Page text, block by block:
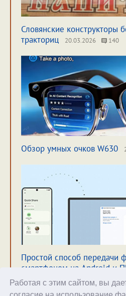
Работая с этим сайтом, вы
Словянские конструкторы
тракториц
20.03.2026 140
Обзор умных очков W630
Простой способ передачи
смартфоном на Android и